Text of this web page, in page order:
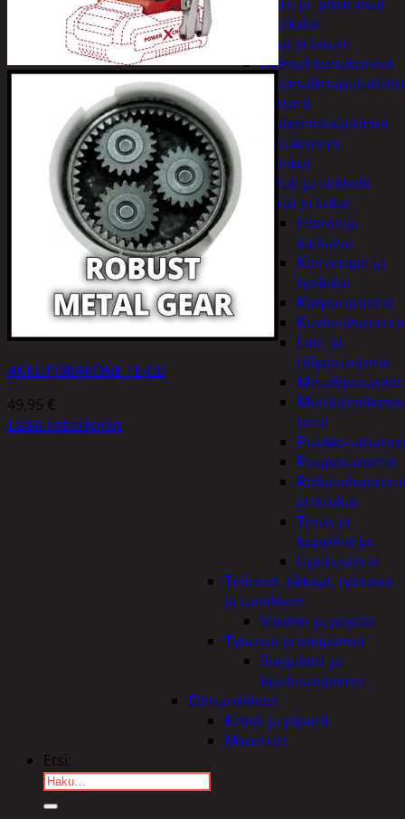
Sähkötyökalut
Akut ja laturit
Kulmahiomakoneet
Mittarit
Mutterinvääntimet
Porakoneet
Ruiskut
Sahat ja sirkkelit
Terät ja laikat
Hionta ja
katkaisu
Kierretapit ja
työkalut
Kiviporanterät
Kuviosahanterä
Lasi- ja
tiiliporanterät
terät
Puuporanterät
ja istukat
Teräs ja
kuppiharjat
Upotusterät
Telineet, tikkaat, työtasot
ja tarvikkeet
Vaunut ja pöydät
Työasut ja suojaimet
Suojalasit ja
kuulosuojaimet
Elintarvikkeet
Keksit ja piparit
Mausteet
Etsi:
AKKUPORAKONE TE-CD
49,95 €
Lisää ostoskoriin